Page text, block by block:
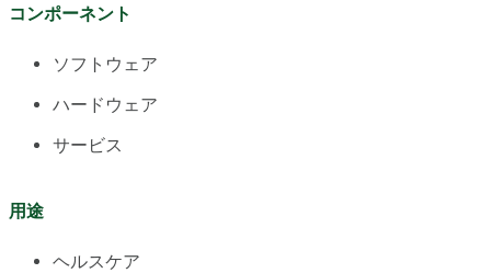
コンポーネント
ソフトウェア
ハードウェア
サービス
用途
ヘルスケア